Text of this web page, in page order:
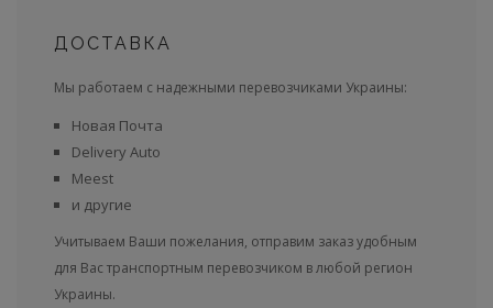
ДОСТАВКА
Мы работаем с надежными перевозчиками Украины:
Новая Почта
Delivery Auto
Meest
и другие
Учитываем Ваши пожелания, отправим заказ удобным
для Вас транспортным перевозчиком в любой регион
Украины.